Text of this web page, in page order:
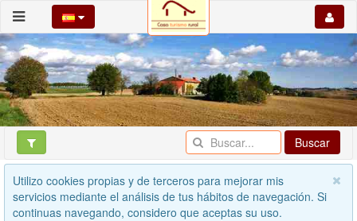
Buscar
Utilizo cookies propias y de terceros para mejorar mis
servicios mediante el análisis de tus hábitos de navegación. Si
continuas navegando, considero que aceptas su uso.